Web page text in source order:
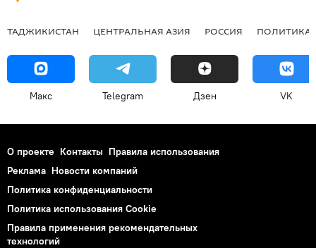
ТАДЖИКИСТАН ЦЕНТРАЛЬНАЯ АЗИЯ РОССИЯ ПОЛИТИКА
Макс Telegram Дзен VK
О проекте Контакты Правила использования
Реклама Новости компаний
Политика конфиденциальности
Политика использования Cookie
Правила применения рекомендательных
технологий